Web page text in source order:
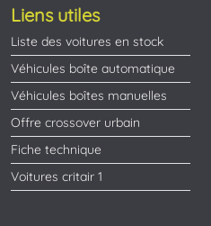
Liens utiles
Liste des voitures en stock
Véhicules boîte automatique
Véhicules boîtes manuelles
Offre crossover urbain
Fiche technique
Voitures critair 1